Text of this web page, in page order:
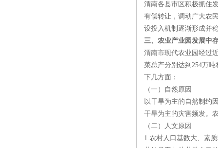
渭南各县市区积极抓住
有偿转让，调动广大农
设投入机制逐渐形成并
三、农业产业园发展中
渭南市现代农业园经过
菜总产分别达到254万
下几方面：
（一）自然原因
以干旱为主的自然制约
干旱为主的灾害频发。
（二）人文原因
1.农村人口基数大、素